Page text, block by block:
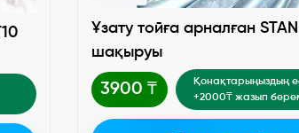
Ұзату тойға арналған
шақыруы
3900 ₸
Қонақтарыңыздың
+2000₸ жазып